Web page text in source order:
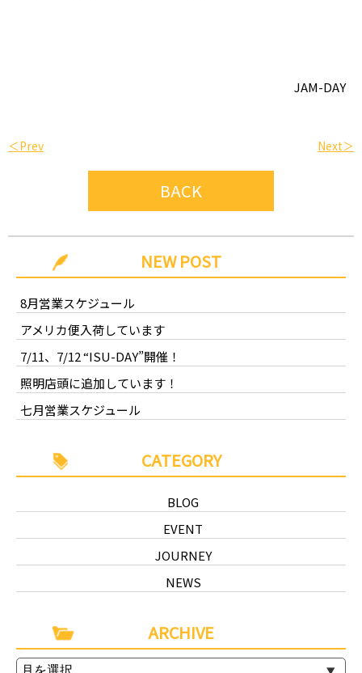
JAM-DAY
Next＞
＜Prev
BACK
NEW POST
8月営業スケジュール
アメリカ便入荷しています
7/11、7/12 “ISU-DAY”開催！
照明店頭に追加しています！
七月営業スケジュール
CATEGORY
BLOG
EVENT
JOURNEY
NEWS
ARCHIVE